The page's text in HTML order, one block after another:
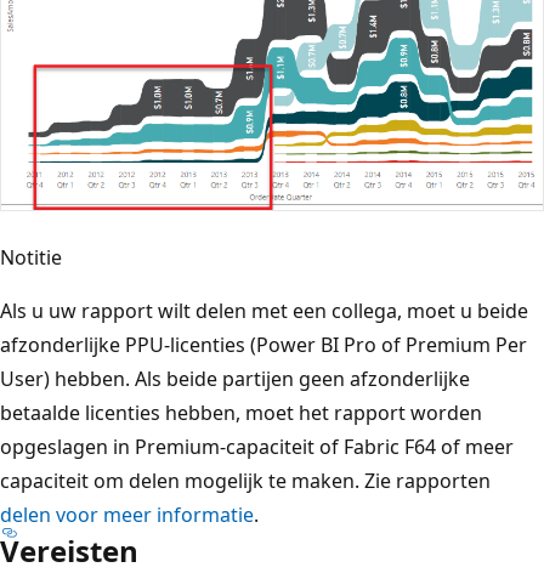
Notitie
Als u uw rapport wilt delen met een collega, moet u beide
afzonderlijke PPU-licenties (Power BI Pro of Premium Per
User) hebben. Als beide partijen geen afzonderlijke
betaalde licenties hebben, moet het rapport worden
opgeslagen in Premium-capaciteit of Fabric F64 of meer
capaciteit om delen mogelijk te maken. Zie rapporten
delen voor meer informatie.
Vereisten